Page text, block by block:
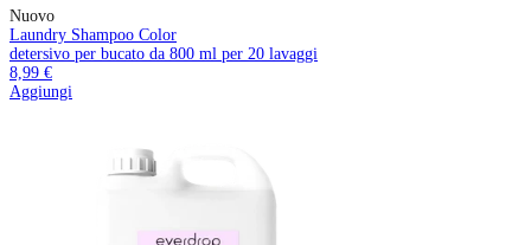
Nuovo
Laundry Shampoo Color
detersivo per bucato da 800 ml per 20 lavaggi
8,99 €
Aggiungi